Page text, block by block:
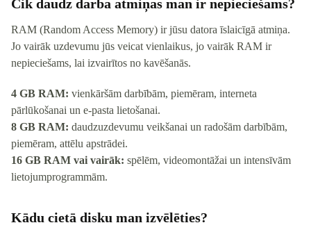
Cik daudz darba atmiņas man ir nepieciešams?
RAM (Random Access Memory) ir jūsu datora īslaicīgā atmiņa.
Jo vairāk uzdevumu jūs veicat vienlaikus, jo vairāk RAM ir
nepieciešams, lai izvairītos no kavēšanās.
4 GB RAM: vienkāršām darbībām, piemēram, interneta
pārlūkošanai un e-pasta lietošanai.
8 GB RAM: daudzuzdevumu veikšanai un radošām darbībām,
piemēram, attēlu apstrādei.
16 GB RAM vai vairāk: spēlēm, videomontāžai un intensīvām
lietojumprogrammām.
Kādu cietā disku man izvēlēties?